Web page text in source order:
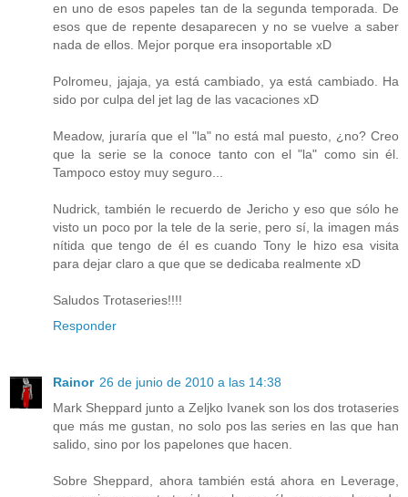
en uno de esos papeles tan de la segunda temporada. De
esos que de repente desaparecen y no se vuelve a saber
nada de ellos. Mejor porque era insoportable xD
Polromeu, jajaja, ya está cambiado, ya está cambiado. Ha
sido por culpa del jet lag de las vacaciones xD
Meadow, juraría que el "la" no está mal puesto, ¿no? Creo
que la serie se la conoce tanto con el "la" como sin él.
Tampoco estoy muy seguro...
Nudrick, también le recuerdo de Jericho y eso que sólo he
visto un poco por la tele de la serie, pero sí, la imagen más
nítida que tengo de él es cuando Tony le hizo esa visita
para dejar claro a que que se dedicaba realmente xD
Saludos Trotaseries!!!!
Responder
Rainor 26 de junio de 2010 a las 14:38
Mark Sheppard junto a Zeljko Ivanek son los dos trotaseries
que más me gustan, no solo pos las series en las que han
salido, sino por los papelones que hacen.
Sobre Sheppard, ahora también está ahora en Leverage,